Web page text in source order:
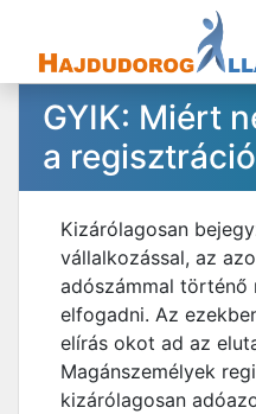
GYIK: Miért
a
Kizárólagosan
vállalkozással, az
adószámmal
elfogadni. Az
elírás okot ad az
Magánszemélyek
kizárólagosan